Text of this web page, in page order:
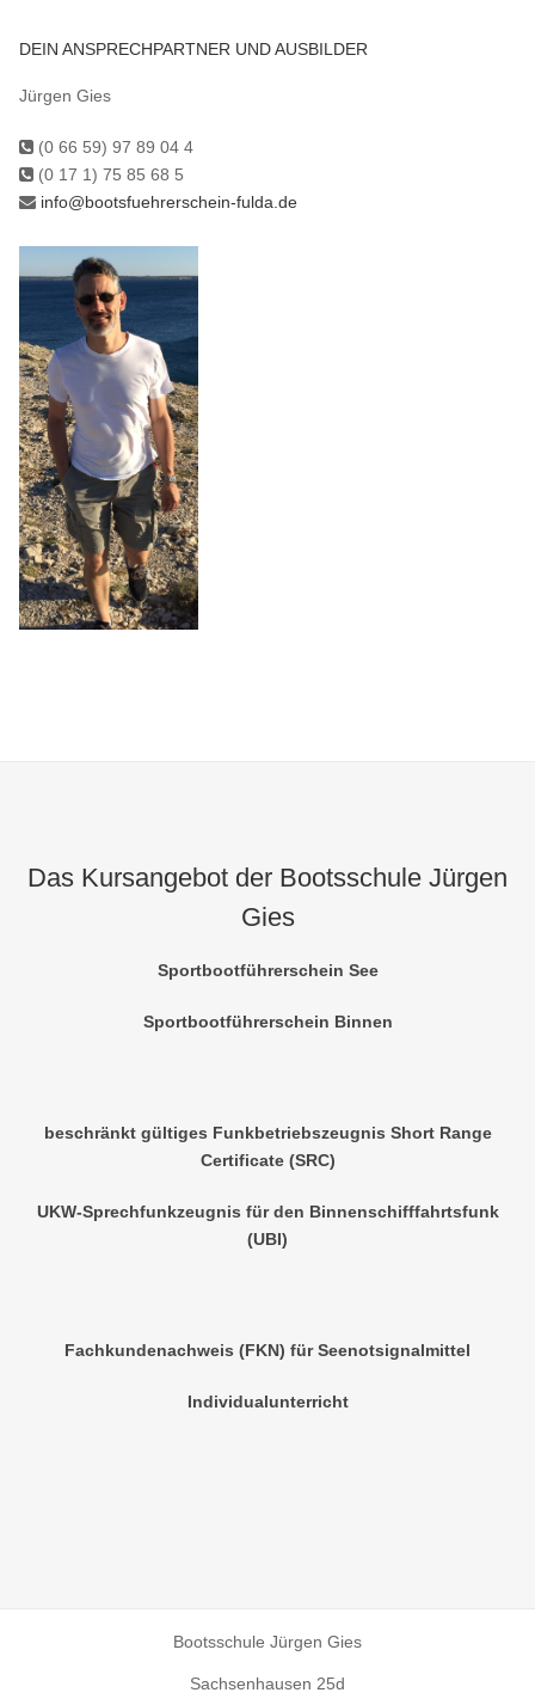
DEIN ANSPRECHPARTNER UND AUSBILDER
Jürgen Gies
(0 66 59) 97 89 04 4
(0 17 1) 75 85 68 5
info@bootsfuehrerschein-fulda.de
Das Kursangebot der Bootsschule Jürgen
Gies
Sportbootführerschein See
Sportbootführerschein Binnen
beschränkt gültiges Funkbetriebszeugnis Short Range
Certificate (SRC)
UKW-Sprechfunkzeugnis für den Binnenschifffahrtsfunk
(UBI)
Fachkundenachweis (FKN) für Seenotsignalmittel
Individualunterricht
Bootsschule Jürgen Gies
Sachsenhausen 25d